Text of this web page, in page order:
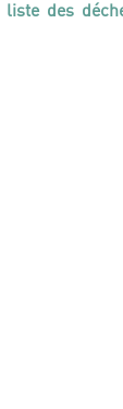
liste des